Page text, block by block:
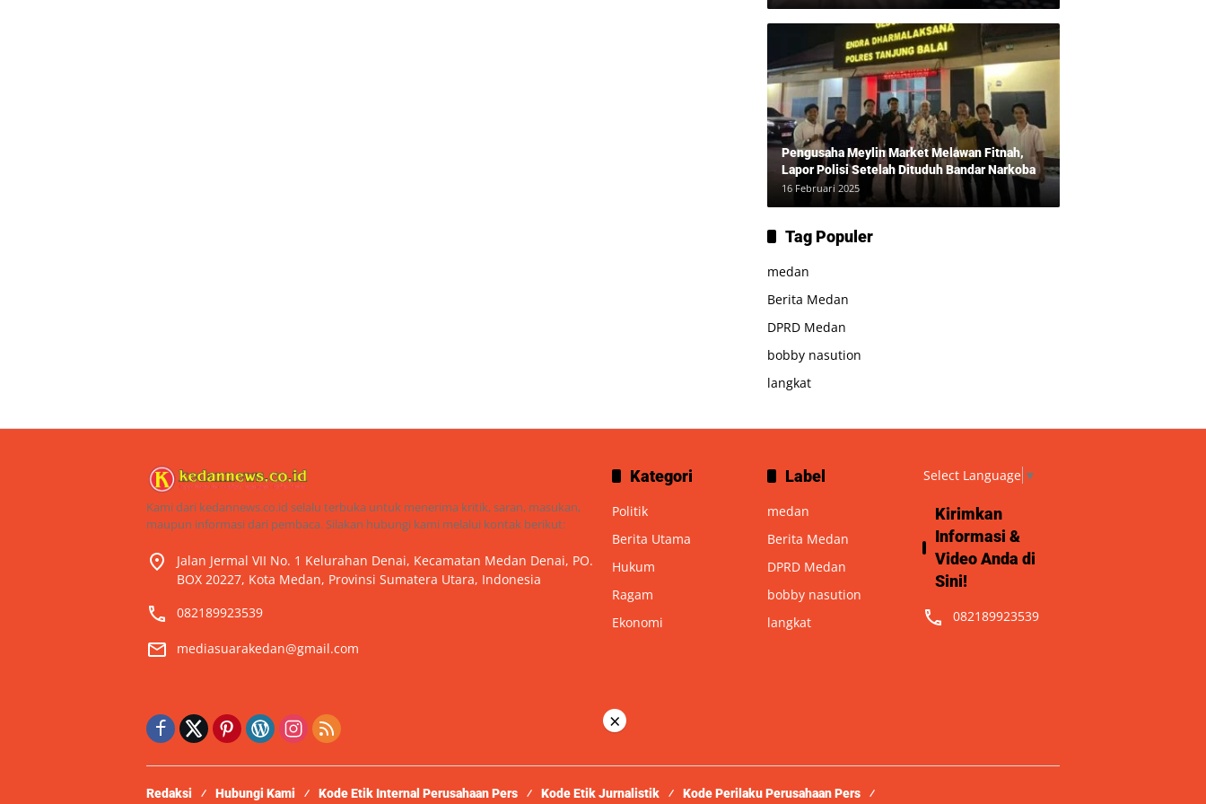
dan Bukan Bandar Narkoba!”
Pengusaha Meylin Market Melawan Fitnah,
Lapor Polisi Setelah Dituduh Bandar Narkoba
16 Februari 2025
Tag Populer
medan
Berita Medan
DPRD Medan
bobby nasution
langkat
Kami dari kedannews.co.id selalu terbuka untuk menerima kritik, saran, masukan,
maupun informasi dari pembaca. Silakan hubungi kami melalui kontak berikut:
Jalan Jermal VII No. 1 Kelurahan Denai, Kecamatan Medan Denai, PO.
BOX 20227, Kota Medan, Provinsi Sumatera Utara, Indonesia
082189923539
mediasuarakedan@gmail.com
Kategori
Politik
Berita Utama
Hukum
Ragam
Ekonomi
Label
medan
Berita Medan
DPRD Medan
bobby nasution
langkat
Select Language ▼
Kirimkan
Informasi &
Video Anda di
Sini!
082189923539
Redaksi Hubungi Kami Kode Etik Internal Perusahaan Pers Kode Etik Jurnalistik Kode Perilaku Perusahaan Pers
×